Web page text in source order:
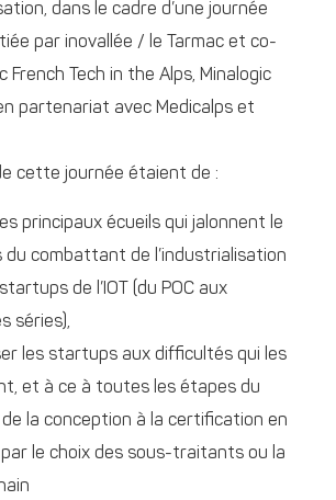
dans le cadre d’une journée
par inovallée / le Tarmac et co-
French Tech in the Alps, Minalogic
partenariat avec Medicalps et
cette journée étaient de :
principaux écueils qui jalonnent le
du combattant de l’industrialisation
de l’IOT (du POC aux
séries),
les startups aux difficultés qui les
et à ce à toutes les étapes du
la conception à la certification en
le choix des sous-traitants ou la